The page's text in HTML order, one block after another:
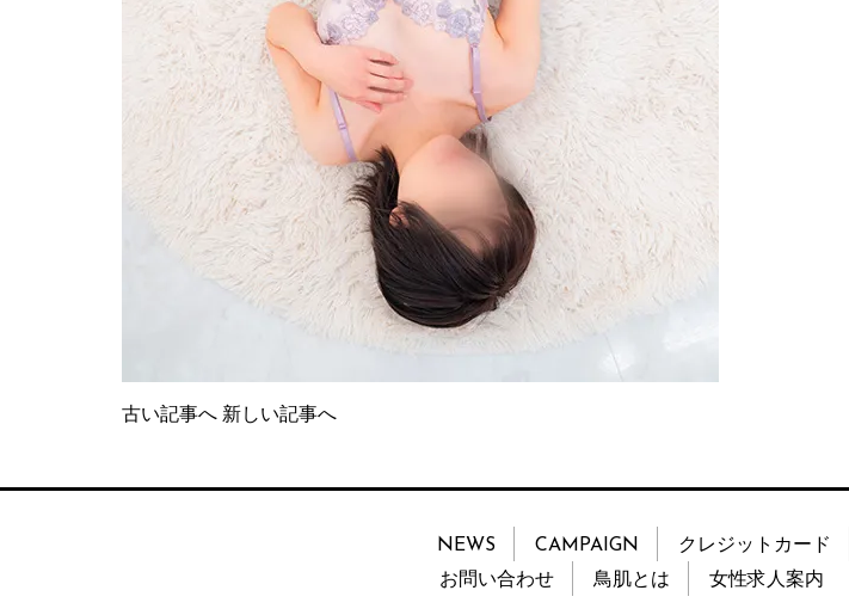
古い記事へ 新しい記事へ
NEWS CAMPAIGN クレジットカード
お問い合わせ
鳥肌とは 女性求人案内